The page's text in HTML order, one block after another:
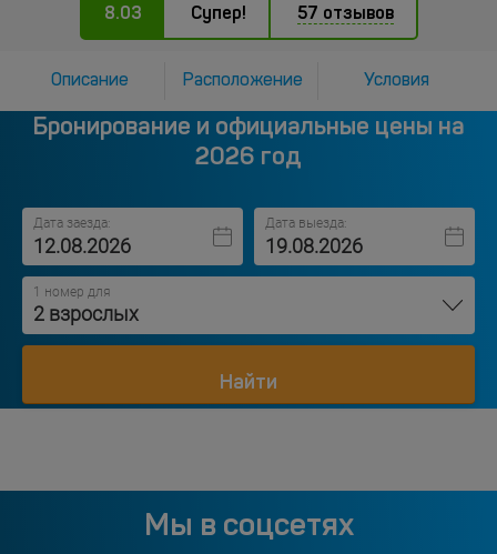
8.03 Супер! 57 отзывов
Описание Расположение Условия
Бронирование и официальные цены на
2026 год
Дата заезда: Дата выезда:
1 номер для
2 взрослых
Найти
Мы в соцсетях